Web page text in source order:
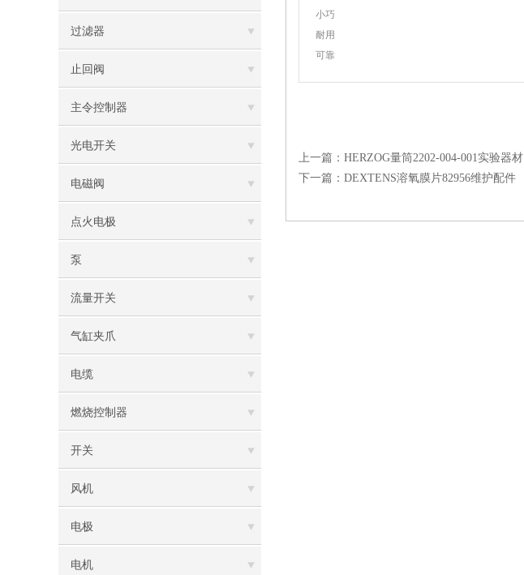
过滤器
止回阀
主令控制器
光电开关
电磁阀
点火电极
泵
流量开关
气缸夹爪
电缆
燃烧控制器
开关
风机
电极
电机
小巧
耐用
可靠
上一篇： HERZOG量筒2202-004-001实验器材
下一篇： DEXTENS溶氧膜片82956维护配件